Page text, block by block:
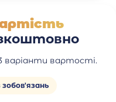
вартості.
зобов'язань